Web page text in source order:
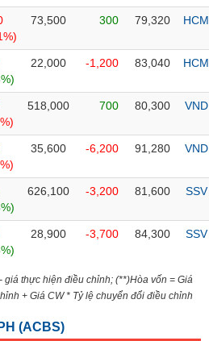
73,500 300 79,320 HCM
22,000 -1,200 83,040 HCM
518,000 700 80,300 VND
35,600 -6,200 91,280 VND
626,100 -3,200 81,600 SSV
28,900 -3,700 84,300 SSV
giá thực hiện điều chỉnh; (**)Hòa vốn = Giá
+ Giá CW * Tỷ lệ chuyển đổi điều chỉnh
(ACBS)